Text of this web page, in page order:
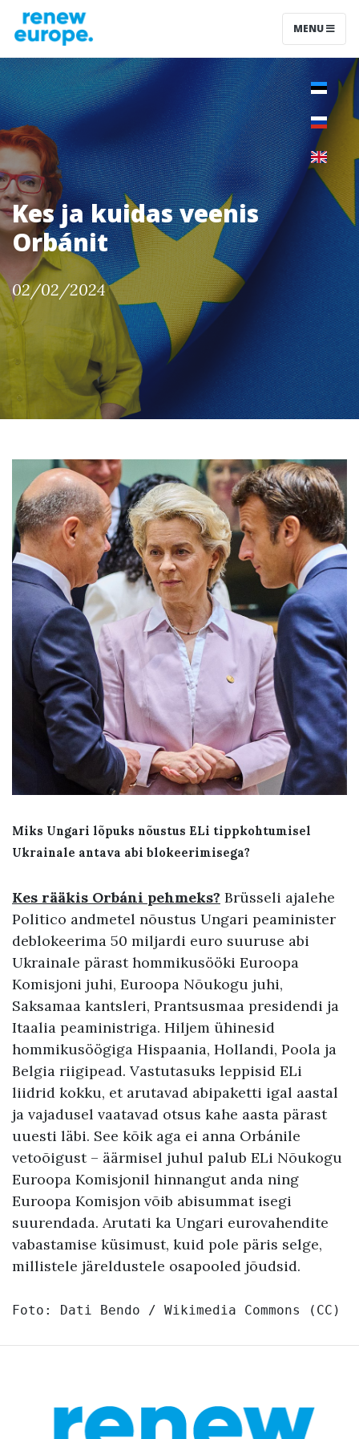
MENU
Kes ja kuidas veenis
Orbánit
02/02/2024
Miks Ungari lõpuks nõustus ELi tippkohtumisel
Ukrainale antava abi blokeerimisega?
Kes rääkis Orbáni pehmeks? Brüsseli ajalehe
Politico andmetel nõustus Ungari peaminister
deblokeerima 50 miljardi euro suuruse abi
Ukrainale pärast hommikusööki Euroopa
Komisjoni juhi, Euroopa Nõukogu juhi,
Saksamaa kantsleri, Prantsusmaa presidendi ja
Itaalia peaministriga. Hiljem ühinesid
hommikusöögiga Hispaania, Hollandi, Poola ja
Belgia riigipead. Vastutasuks leppisid ELi
liidrid kokku, et arutavad abipaketti igal aastal
ja vajadusel vaatavad otsus kahe aasta pärast
uuesti läbi. See kõik aga ei anna Orbánile
vetoõigust – äärmisel juhul palub ELi Nõukogu
Euroopa Komisjonil hinnangut anda ning
Euroopa Komisjon võib abisummat isegi
suurendada. Arutati ka Ungari eurovahendite
vabastamise küsimust, kuid pole päris selge,
millistele järeldustele osapooled jõudsid.
Foto: Dati Bendo / Wikimedia Commons (CC)